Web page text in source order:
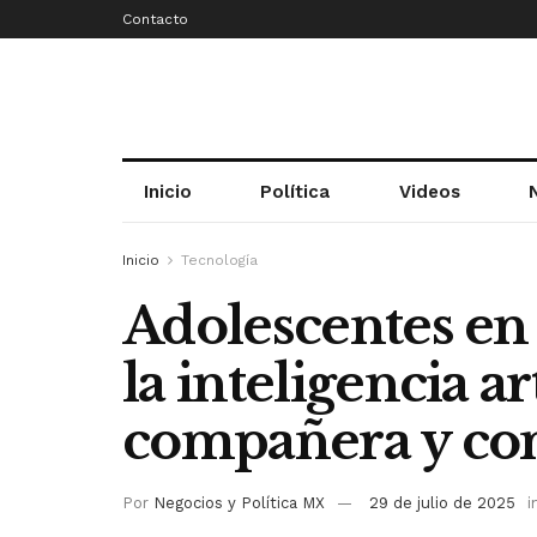
Contacto
Inicio Política Videos
Inicio Tecnología
Adolescentes
la inteligencia
compañera y
Por Negocios y Política MX 29 de julio de 2025